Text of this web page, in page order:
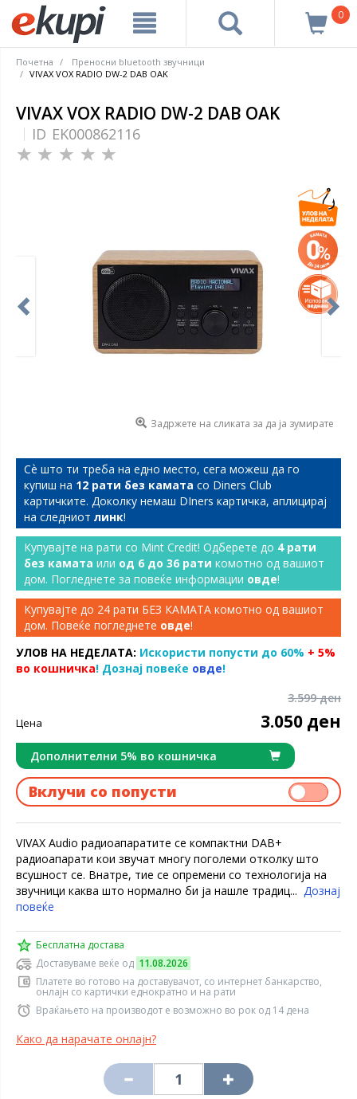
0
Почетна
Преносни bluetooth звучници
VIVAX VOX RADIO DW-2 DAB OAK
VIVAX VOX RADIO DW-2 DAB OAK
ID EK000862116
Задржете на сликата за да ја зумирате
Сѐ што ти треба на едно место, сега можеш да го
купиш на 12 рати без камата со Diners Club
картичките. Доколку немаш DIners картичка, аплицирај
на следниот линк!
Купувајте на рати со Mint Credit! Одберете до 4 рати
без камата или од 6 до 36 рати комотно од вашиот
дом. Погледнете за повеќе информации овде!
Купувајте до 24 рати БЕЗ КАМАТА комотно од вашиот
дом. Повеќе погледнете овде!
УЛОВ НА НЕДЕЛАТА: Искористи попусти до 60% + 5%
во кошничка! Дознај повеќе овде!
3.599 ден
Цена 3.050 ден
Дополнителни 5% во кошничка
Вклучи со попусти
VIVAX Audio радиоапаратите се компактни DAB+
радиоапарати кои звучат многу поголеми отколку што
всушност се. Внатре, тие се опремени со технологија на
звучници каква што нормално би ја нашле традиц... Дознај
повеќе
Бесплатна достава
Доставуваме веќе од 11.08.2026
Платете во готово на доставувачот, со интернет банкарство,
онлајн со картички еднократно и на рати
Враќањето на производот е возможно во рок од 14 дена
Како да нарачате онлајн?